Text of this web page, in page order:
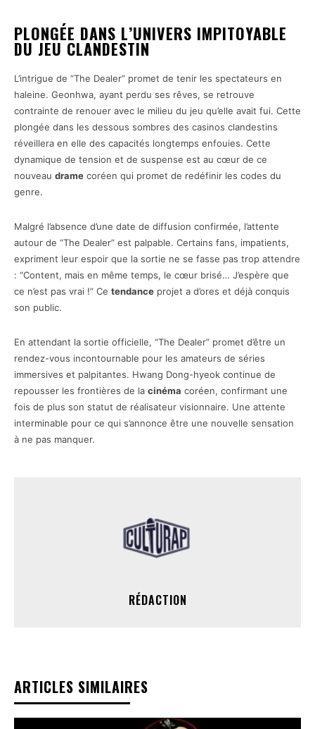
PLONGÉE DANS L’UNIVERS IMPITOYABLE
DU JEU CLANDESTIN
L’intrigue de “The Dealer” promet de tenir les spectateurs en
haleine. Geonhwa, ayant perdu ses rêves, se retrouve
contrainte de renouer avec le milieu du jeu qu’elle avait fui. Cette
plongée dans les dessous sombres des casinos clandestins
réveillera en elle des capacités longtemps enfouies. Cette
dynamique de tension et de suspense est au cœur de ce
nouveau drame coréen qui promet de redéfinir les codes du
genre.
Malgré l’absence d’une date de diffusion confirmée, l’attente
autour de “The Dealer” est palpable. Certains fans, impatients,
expriment leur espoir que la sortie ne se fasse pas trop attendre
: “Content, mais en même temps, le cœur brisé… J’espère que
ce n’est pas vrai !” Ce tendance projet a d’ores et déjà conquis
son public.
En attendant la sortie officielle, “The Dealer” promet d’être un
rendez-vous incontournable pour les amateurs de séries
immersives et palpitantes. Hwang Dong-hyeok continue de
repousser les frontières de la cinéma coréen, confirmant une
fois de plus son statut de réalisateur visionnaire. Une attente
interminable pour ce qui s’annonce être une nouvelle sensation
à ne pas manquer.
RÉDACTION
ARTICLES SIMILAIRES